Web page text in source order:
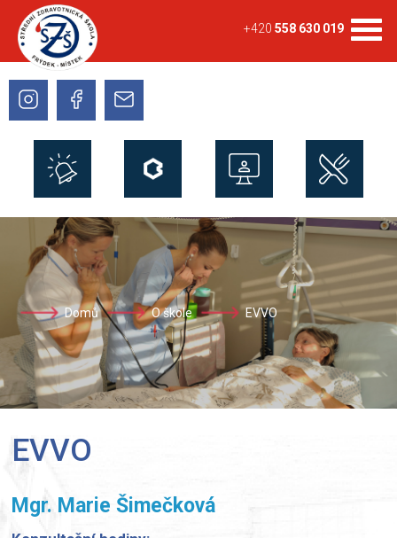
+420 558 630 019
Domů O škole EVVO
EVVO
Mgr. Marie Šimečková